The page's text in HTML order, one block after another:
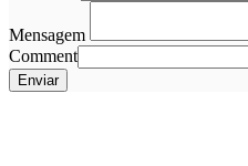
Mensagem
Comment
Enviar